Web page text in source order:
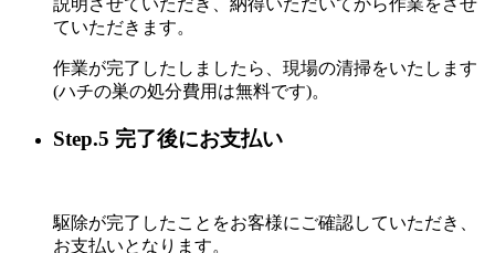
説明させていただき、納得いただいてから作業をさせ
ていただきます。
作業が完了したしましたら、現場の清掃をいたします
(ハチの巣の処分費用は無料です)。
Step.5 完了後にお支払い
駆除が完了したことをお客様にご確認していただき、
お支払いとなります。